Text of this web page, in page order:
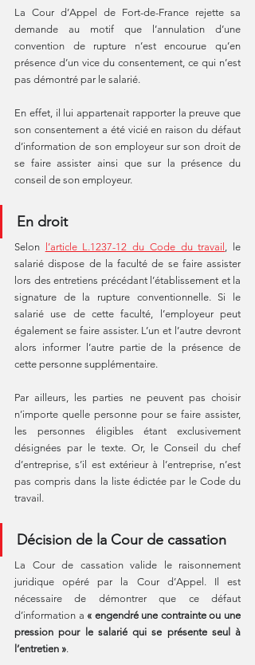
La Cour d’Appel de Fort-de-France rejette sa
demande au motif que l’annulation d’une
convention de rupture n’est encourue qu’en
présence d’un vice du consentement, ce qui n’est
pas démontré par le salarié.
En effet, il lui appartenait rapporter la preuve que
son consentement a été vicié en raison du défaut
d’information de son employeur sur son droit de
se faire assister ainsi que sur la présence du
conseil de son employeur.
En droit
Selon l’article L.1237-12 du Code du travail , le
salarié dispose de la faculté de se faire assister
lors des entretiens précédant l’établissement et la
signature de la rupture conventionnelle. Si le
salarié use de cette faculté, l’employeur peut
également se faire assister. L’un et l’autre devront
alors informer l’autre partie de la présence de
cette personne supplémentaire.
Par ailleurs, les parties ne peuvent pas choisir
n’importe quelle personne pour se faire assister,
les personnes éligibles étant exclusivement
désignées par le texte. Or, le Conseil du chef
d’entreprise, s’il est extérieur à l’entreprise, n’est
pas compris dans la liste édictée par le Code du
travail.
Décision de la Cour de cassation
La Cour de cassation valide le raisonnement
juridique opéré par la Cour d’Appel. Il est
nécessaire de démontrer que ce défaut
d’information a « engendré une contrainte ou une
pression pour le salarié qui se présente seul à
l’entretien ».